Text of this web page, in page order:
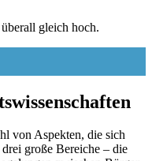
gleich hoch.
von Aspekten, die sich
große Bereiche – die